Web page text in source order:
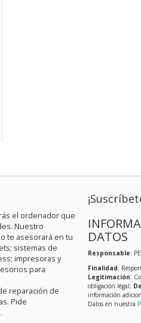
el ordenador que
Nuestro
te asesorará en tu
sistemas de
impresoras y
para
reparación de
Pide
DATOS
Responsable:
Finalidad:
Legitimación:
obligación legal;
información
Datos en nuestra